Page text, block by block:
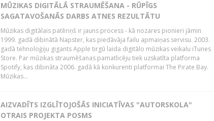
MŪZIKAS DIGITĀLĀ STRAUMĒŠANA - RŪPĪGS
SAGATAVOŠANĀS DARBS ATNES REZULTĀTU
Mūzikas digitālais patēriņš ir jauns process - kā nozares pionieri jāmin
1999. gadā dibinātā Napster, kas piedāvāja failu apmaiņas servisu. 2003.
gadā tehnoloģiju gigants Apple tirgū laida digitālo mūzikas veikalu iTunes
Store. Par mūzikas straumēšanas pamatlicēju tiek uzskatīta platforma
Spotify, kas dibināta 2006. gadā kā konkurenti platformai The Pirate Bay.
Mūzikas...
AIZVADĪTS IZGLĪTOJOŠĀS INICIATĪVAS "AUTORSKOLA"
OTRAIS PROJEKTA POSMS